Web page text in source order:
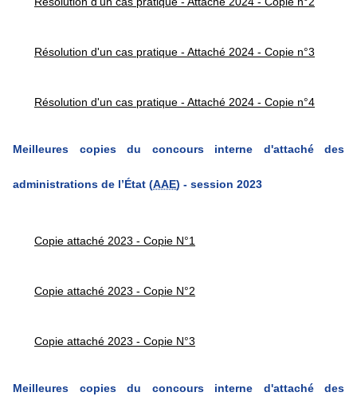
Résolution d'un cas pratique - Attaché 2024 - Copie n°3
Résolution d'un cas pratique - Attaché 2024 - Copie n°4
Meilleures copies du concours interne d'attaché des
administrations de l’État (AAE) - session 2023
Copie attaché 2023 - Copie N°1
Copie attaché 2023 - Copie N°2
Copie attaché 2023 - Copie N°3
Meilleures copies du concours interne d'attaché des